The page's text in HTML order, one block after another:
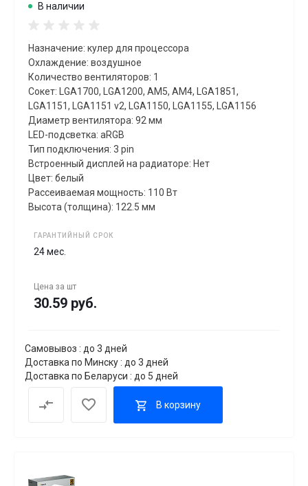
В наличии
Назначение: кулер для процессора
Охлаждение: воздушное
Количество вентиляторов: 1
Сокет: LGA1700, LGA1200, AM5, AM4, LGA1851,
LGA1151, LGA1151 v2, LGA1150, LGA1155, LGA1156
Диаметр вентилятора: 92 мм
LED-подсветка: aRGB
Тип подключения: 3 pin
Встроенный дисплей на радиаторе: Нет
Цвет: белый
Рассеиваемая мощность: 110 Вт
Высота (толщина): 122.5 мм
ГАРАНТИЙНЫЙ СРОК
24 мес.
Цена за шт
30.59 руб.
Самовывоз : до 3 дней
Доставка по Минску : до 3 дней
Доставка по Беларуси : до 5 дней
В корзину